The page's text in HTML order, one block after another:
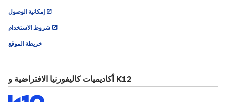
إمكانية الوصول
شروط الاستخدام
خريطة الموقع
أكاديميات كاليفورنيا الافتراضية و K12